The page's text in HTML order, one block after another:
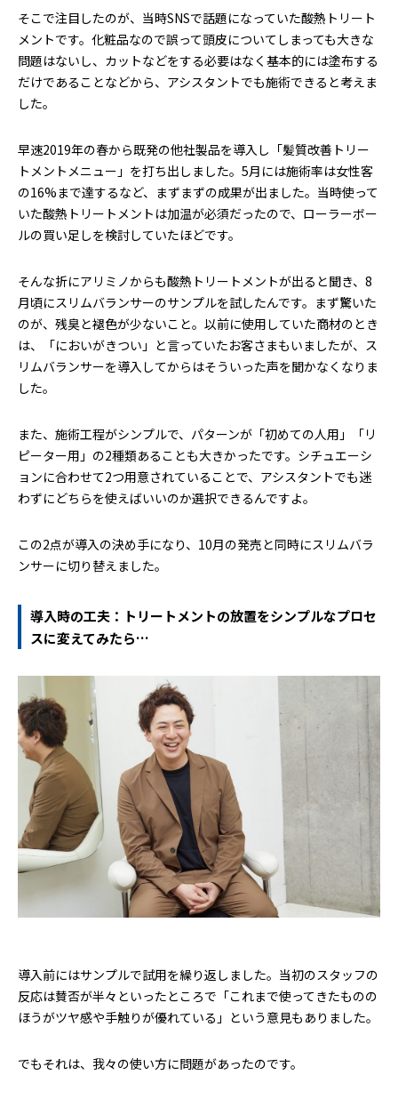
そこで注目したのが、当時SNSで話題になっていた酸熱トリート
メントです。化粧品なので誤って頭皮についてしまっても大きな
問題はないし、カットなどをする必要はなく基本的には塗布する
だけであることなどから、アシスタントでも施術できると考えま
した。
早速2019年の春から既発の他社製品を導入し「髪質改善トリー
トメントメニュー」を打ち出しました。5月には施術率は女性客
の16%まで達するなど、まずまずの成果が出ました。当時使って
いた酸熱トリートメントは加温が必須だったので、ローラーボー
ルの買い足しを検討していたほどです。
そんな折にアリミノからも酸熱トリートメントが出ると聞き、8
月頃にスリムバランサーのサンプルを試したんです。まず驚いた
のが、残臭と褪色が少ないこと。以前に使用していた商材のとき
は、「においがきつい」と言っていたお客さまもいましたが、ス
リムバランサーを導入してからはそういった声を聞かなくなりま
した。
また、施術工程がシンプルで、パターンが「初めての人用」「リ
ピーター用」の2種類あることも大きかったです。シチュエーシ
ョンに合わせて2つ用意されていることで、アシスタントでも迷
わずにどちらを使えばいいのか選択できるんですよ。
この2点が導入の決め手になり、10月の発売と同時にスリムバラ
ンサーに切り替えました。
導入時の工夫：トリートメントの放置をシンプルなプロセ
スに変えてみたら…
導入前にはサンプルで試用を繰り返しました。当初のスタッフの
反応は賛否が半々といったところで「これまで使ってきたものの
ほうがツヤ感や手触りが優れている」という意見もありました。
でもそれは、我々の使い方に問題があったのです。